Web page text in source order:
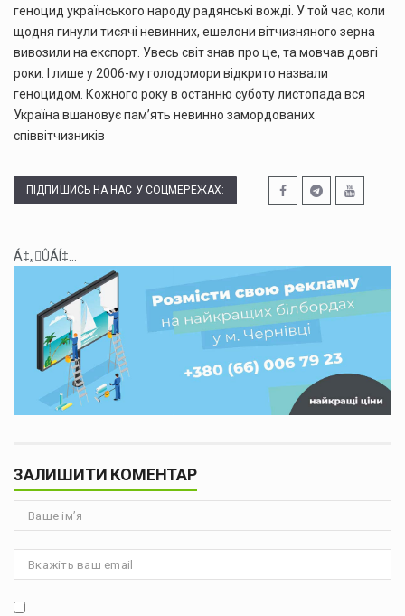
геноцид українського народу радянські вожді. У той час, коли
щодня гинули тисячі невинних, ешелони вітчизняного зерна
вивозили на експорт. Увесь світ знав про це, та мовчав довгі
роки. І лише у 2006-му голодомори відкрито назвали
геноцидом. Кожного року в останню суботу листопада вся
Україна вшановує пам’ять невинно замордованих
співвітчизників
ПІДПИШИСЬ НА НАС У СОЦМЕРЕЖАХ:
Á‡„ÛÁÍ‡...
ЗАЛИШИТИ КОМЕНТАР